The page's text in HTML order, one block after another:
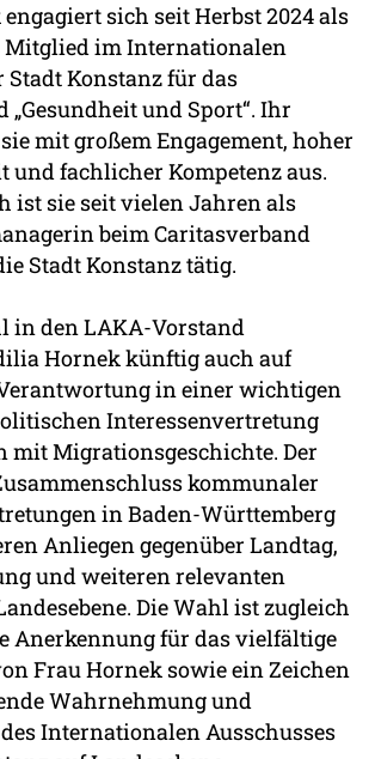
sich seit Herbst 2024 als
Mitglied im Internationalen
Stadt Konstanz für das
und Sport“. Ihr
mit großem Engagement, hoher
und fachlicher Kompetenz aus.
ist sie seit vielen Jahren als
beim Caritasverband
Stadt Konstanz tätig.
in den LAKA-Vorstand
Hornek künftig auch auf
in einer wichtigen
Interessenvertretung
mit Migrationsgeschichte. Der
kommunaler
in Baden-Württemberg
Anliegen gegenüber Landtag,
und weiteren relevanten
Die Wahl ist zugleich
Anerkennung für das vielfältige
Frau Hornek sowie ein Zeichen
Wahrnehmung und
Internationalen Ausschusses